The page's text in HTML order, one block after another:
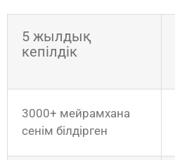
5 жылдық
кепілдік
3000+ мейрамхана
сенім білдірген